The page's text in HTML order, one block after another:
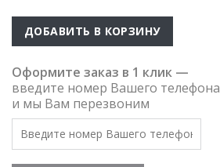
ДОБАВИТЬ В КОРЗИНУ
Оформите заказ в 1 клик —
введите номер Вашего телефона
и мы Вам перезвоним